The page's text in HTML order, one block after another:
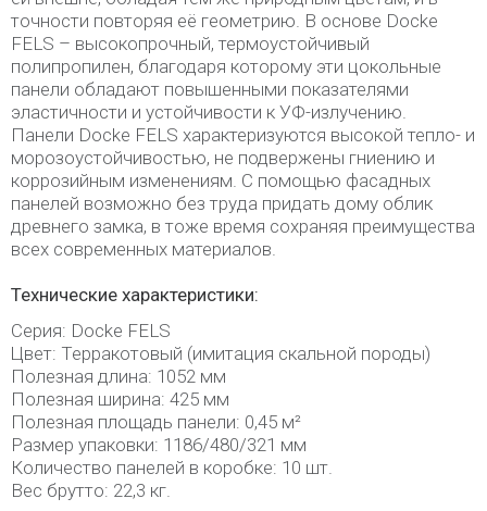
точности повторяя её геометрию. В основе Docke
FELS – высокопрочный, термоустойчивый
полипропилен, благодаря которому эти цокольные
панели обладают повышенными показателями
эластичности и устойчивости к УФ-излучению.
Панели Docke FELS характеризуются высокой тепло- и
морозоустойчивостью, не подвержены гниению и
коррозийным изменениям. С помощью фасадных
панелей возможно без труда придать дому облик
древнего замка, в тоже время сохраняя преимущества
всех современных материалов.
Технические характеристики:
Серия: Docke FELS
Цвет: Терракотовый (имитация скальной породы)
Полезная длина: 1052 мм
Полезная ширина: 425 мм
Полезная площадь панели: 0,45 м²
Размер упаковки: 1186/480/321 мм
Количество панелей в коробке: 10 шт.
Вес брутто: 22,3 кг.